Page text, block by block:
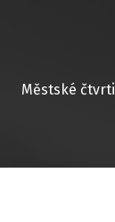
Městské čtvrti